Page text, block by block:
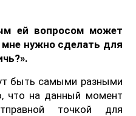
ей вопросом может
нужно сделать для
быть самыми разными
что на данный момент
точкой для